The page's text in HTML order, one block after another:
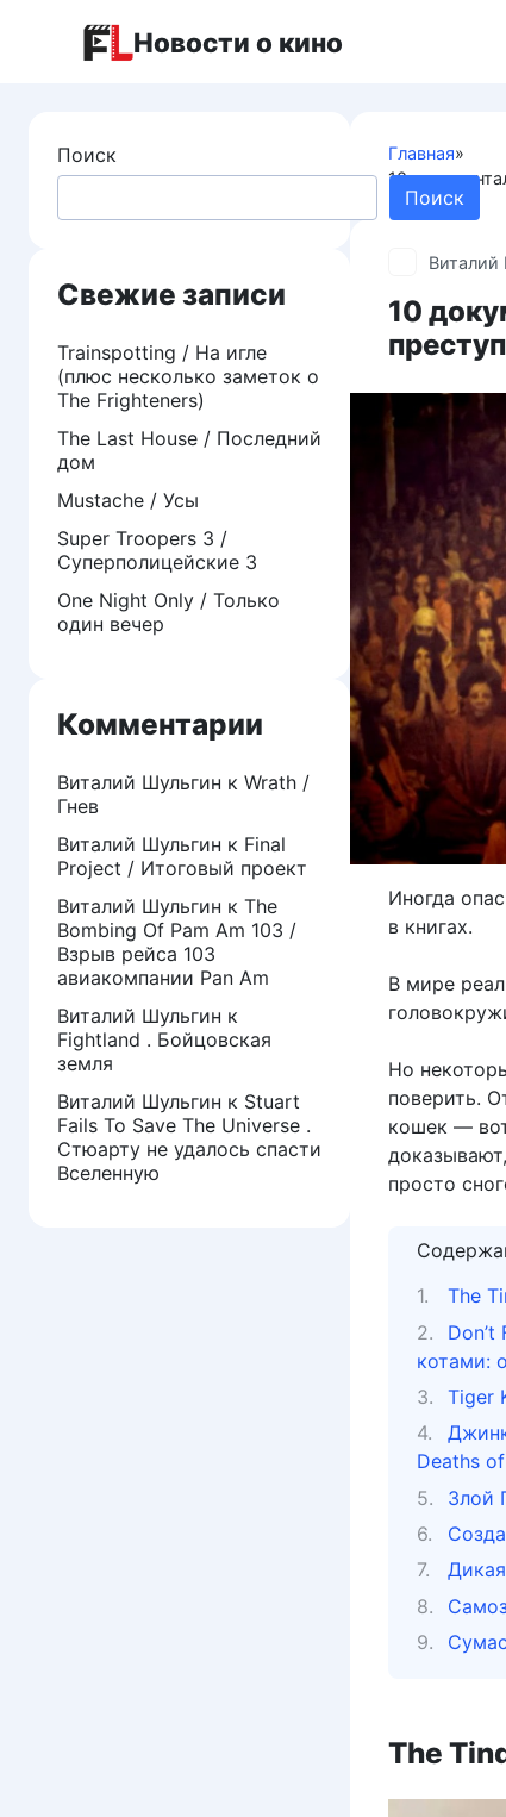
Новости о кино
Главная»
10
Виталий
10
Иногда
в книгах.
В мире
Но
поверить.
кошек —
просто
The
котами:
Tiger
Deaths
Злой
The
Поиск
Поиск
Свежие записи
Trainspotting / На игле
(плюс несколько заметок о
The Frighteners)
The Last House / Последний
дом
Mustache / Усы
Super Troopers 3 /
Суперполицейские 3
One Night Only / Только
один вечер
Комментарии
Виталий Шульгин к Wrath /
Гнев
Виталий Шульгин к Final
Project / Итоговый проект
Виталий Шульгин к The
Bombing Of Pam Am 103 /
Взрыв рейса 103
авиакомпании Pan Am
Виталий Шульгин к
Fightland . Бойцовская
земля
Виталий Шульгин к Stuart
Fails To Save The Universe .
Стюарту не удалось спасти
Вселенную